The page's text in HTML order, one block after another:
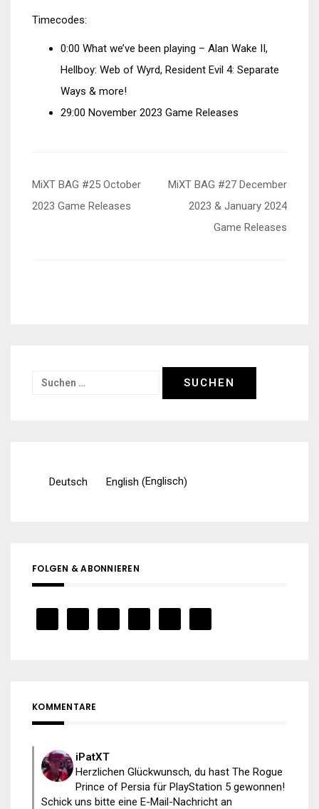
Timecodes:
0:00 What we’ve been playing – Alan Wake II,
Hellboy: Web of Wyrd, Resident Evil 4: Separate
Ways & more!
29:00 November 2023 Game Releases
Beitragsnavigation
MiXT BAG #25 October
2023 Game Releases
MiXT BAG #27 December
2023 & January 2024
Game Releases
Suchen
Deutsch English (Englisch)
FOLGEN & ABONNIEREN
KOMMENTARE
iPatXT
Herzlichen Glückwunsch, du hast The Rogue
Prince of Persia für PlayStation 5 gewonnen!
Schick uns bitte eine E-Mail-Nachricht an